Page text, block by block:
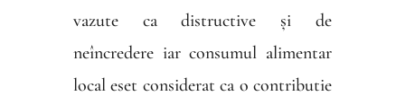
vazute ca distructive și de
neîncredere iar consumul alimentar
local eset considerat ca o contributie